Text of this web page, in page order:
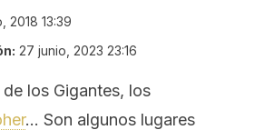
2018 13:39
27 junio, 2023 23:16
los Gigantes, los
… Son algunos lugares